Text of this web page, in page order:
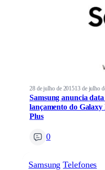
28 de julho de 201513 de julho
Samsung anuncia
lançamento do Galaxy
Plus
0
Samsung Telefones